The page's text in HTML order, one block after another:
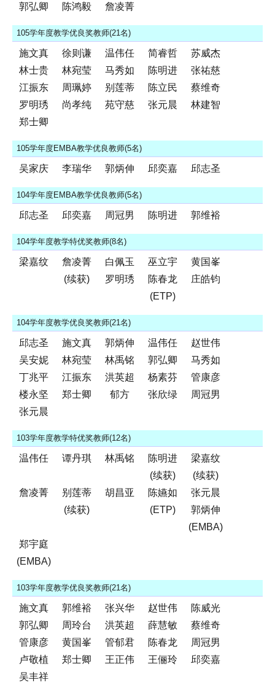
郭弘卿
陈鸿毅 詹凌菁
105学年度教学优良奖教师(21名)
施文真 徐则谦 温伟任 简睿哲
苏威杰
林士贵
林宛莹 马秀如 陈明进
张祐慈
江振东
周珮婷 别莲蒂 陈立民
蔡维奇
罗明琇
尚孝纯 苑守慈 张元晨
林建智
郑士卿
105学年度EMBA教学优良教师(5名)
吴家庆 李瑞华 郭炳伸 邱奕嘉 邱志圣
104学年度EMBA教学优良教师(5名)
邱志圣 邱奕嘉 周冠男 陈明进 郭维裕
104学年度教学特优奖教师(8名)
梁嘉纹
詹凌菁
(续获)
白佩玉 巫立宇
黄国峯
罗明琇
陈春龙
(ETP)
庄皓钧
104学年度教学优良奖教师(21名)
邱志圣 施文真 郭炳伸 温伟任
赵世伟
吴安妮
林宛莹 林禹铭 郭弘卿
马秀如
丁兆平
江振东 洪英超 杨素芬
管康彦
楼永坚
郑士卿 郁方 张欣绿
周冠男
张元晨
103学年度教学特优奖教师(12名)
温伟任 谭丹琪 林禹铭
陈明进
(续获)
梁嘉纹
(续获)
詹凌菁
别莲蒂
(续获)
胡昌亚
陈嬿如
(ETP)
张元晨
郭炳伸
(EMBA)
郑宇庭
(EMBA)
103学年度教学优良奖教师(21名)
施文真 郭维裕 张兴华 赵世伟
陈威光
郭弘卿
周玲台 洪英超 薛慧敏
蔡维奇
管康彦
黄国峯 管郁君 陈春龙
周冠男
卢敬植
郑士卿 王正伟 王俪玲
邱奕嘉
吴丰祥